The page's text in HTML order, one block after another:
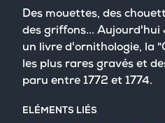
Des mouettes, des
des griffons...
un livre d'ornithologie, la
les plus rares gravés et
paru entre 1772 et 1774.
ELÉMENTS LIÉS